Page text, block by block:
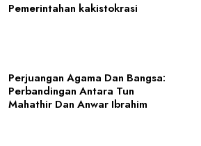
Pemerintahan kakistokrasi
Perjuangan Agama Dan Bangsa:
Perbandingan Antara Tun
Mahathir Dan Anwar Ibrahim